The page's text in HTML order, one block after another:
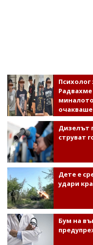
очакваше
Дизелът
струват
Дете е
удари
Бум на